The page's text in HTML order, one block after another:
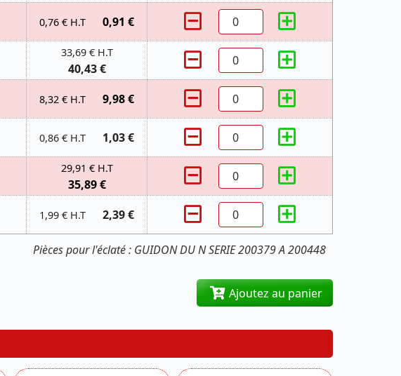
Pièces pour l'éclaté : GUIDON DU N SERIE 200379 A 200448
0,76 € H.T 0,91 €
33,69 € H.T
40,43 €
8,32 € H.T 9,98 €
0,86 € H.T 1,03 €
29,91 € H.T
35,89 €
1,99 € H.T 2,39 €
Ajoutez au panier